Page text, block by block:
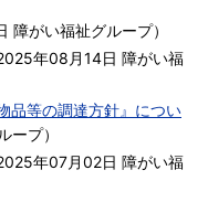
障がい福祉グループ）
年08月14日 障がい福
品等の調達方針』につい
ープ）
年07月02日 障がい福